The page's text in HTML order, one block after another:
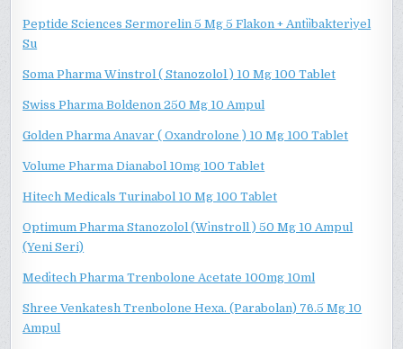
Peptide Sciences Sermorelin 5 Mg 5 Flakon + Anti̇i̇bakteri̇yel
Su
Soma Pharma Winstrol ( Stanozolol ) 10 Mg 100 Tablet
Swiss Pharma Boldenon 250 Mg 10 Ampul
Golden Pharma Anavar ( Oxandrolone ) 10 Mg 100 Tablet
Volume Pharma Dianabol 10mg 100 Tablet
Hitech Medicals Turinabol 10 Mg 100 Tablet
Optimum Pharma Stanozolol (Wi̇nstroll ) 50 Mg 10 Ampul
(Yeni Seri)
Medi̇tech Pharma Trenbolone Acetate 100mg 10ml
Shree Venkatesh Trenbolone Hexa. (Parabolan) 76.5 Mg 10
Ampul